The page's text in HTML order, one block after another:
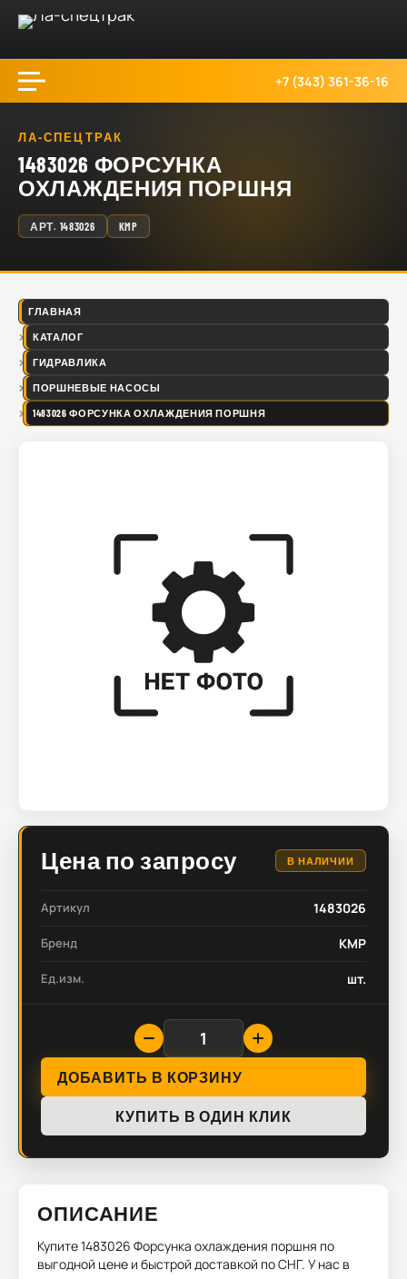
+7 (343) 361-36-16
ЛА-СПЕЦТРАК
1483026 ФОРСУНКА
ОХЛАЖДЕНИЯ ПОРШНЯ
АРТ. 1483026 KMP
ГЛАВНАЯ
КАТАЛОГ
ГИДРАВЛИКА
ПОРШНЕВЫЕ НАСОСЫ
1483026 ФОРСУНКА ОХЛАЖДЕНИЯ ПОРШНЯ
Цена по запросу В НАЛИЧИИ
Артикул 1483026
Бренд KMP
Ед.изм. шт.
ДОБАВИТЬ В КОРЗИНУ
КУПИТЬ В ОДИН КЛИК
ОПИСАНИЕ
Купите1483026 Форсунка охлаждения поршня по
выгодной цене и быстрой доставкой по СНГ. У нас в